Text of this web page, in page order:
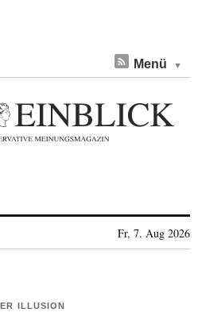
Menü
Fr, 7. Aug 2026
ILLUSION